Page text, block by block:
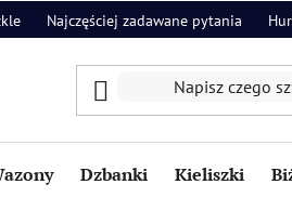
Najczęściej zadawane pytania
Dzbanki Kieliszki